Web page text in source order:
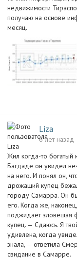
недвижимости
получаю на основе
месяц.
Liza
6 лет назад
Жил когда-то
Багдаде он увидел
на него. И понял он,
дрожащий купец
городу Самарра. Он
его. Когда же,
поджидает зловещая
купец. — Сдаюсь. Я
удивлена, когда
знала, — ответила
свидание в Самарре.